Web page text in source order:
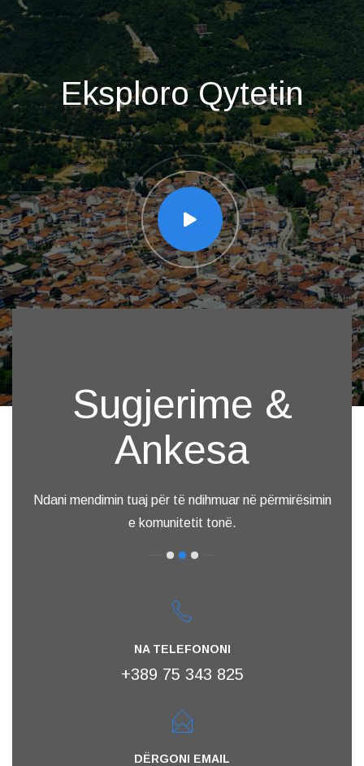
Eksploro Qytetin
Sugjerime &
Ankesa
Ndani mendimin tuaj për të ndihmuar në përmirësimin
e komunitetit tonë.
NA TELEFONONI
+389 75 343 825
DËRGONI EMAIL